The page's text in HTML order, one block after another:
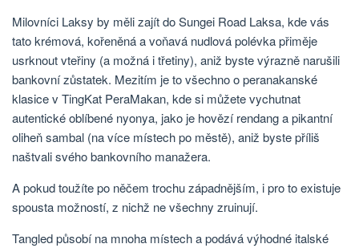
Milovníci Laksy by měli zajít do Sungei Road Laksa, kde vás
tato krémová, kořeněná a voňavá nudlová polévka přiměje
usrknout vteřiny (a možná i třetiny), aniž byste výrazně narušili
bankovní zůstatek. Mezitím je to všechno o peranakanské
klasice v TingKat PeraMakan, kde si můžete vychutnat
autentické oblíbené nyonya, jako je hovězí rendang a pikantní
oliheň sambal (na více místech po městě), aniž byste příliš
naštvali svého bankovního manažera.
A pokud toužíte po něčem trochu západnějším, i pro to existuje
spousta možností, z nichž ne všechny zruinují.
Tangled působí na mnoha místech a podává výhodné italské